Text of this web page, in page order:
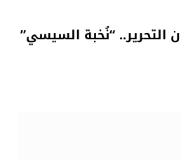
التحرير.. “نُخبة السيسي”